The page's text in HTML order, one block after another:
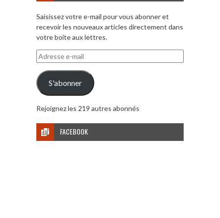
Saisissez votre e-mail pour vous abonner et
recevoir les nouveaux articles directement dans
votre boite aux lettres.
Adresse
e-
mail
S'abonner
Rejoignez les 219 autres abonnés
FACEBOOK